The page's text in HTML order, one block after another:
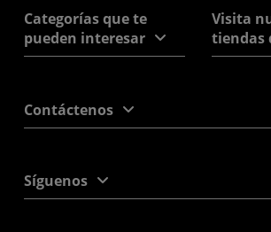
Categorías que te
pueden interesar
Visita
tiendas
Contáctenos
Síguenos